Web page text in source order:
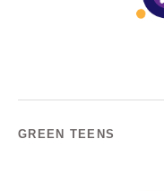
GREEN TEENS